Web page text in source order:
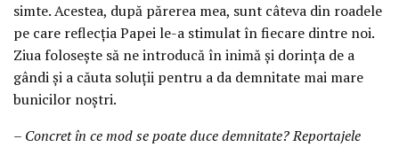
simte. Acestea, după părerea mea, sunt câteva din roadele
pe care reflecția Papei le-a stimulat în fiecare dintre noi.
Ziua folosește să ne introducă în inimă și dorința de a
gândi și a căuta soluții pentru a da demnitate mai mare
bunicilor noștri.
– Concret în ce mod se poate duce demnitate? Reportajele